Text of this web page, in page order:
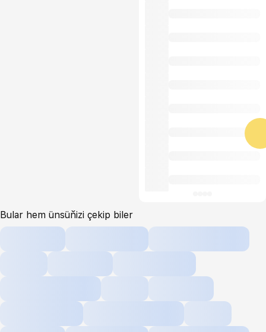
Bular hem ünsüňizi çekip biler